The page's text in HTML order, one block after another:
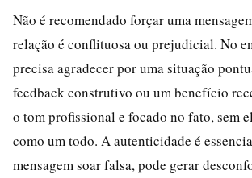
Não é recomendado forçar uma
relação é conflituosa ou prejudicial. No
precisa agradecer por uma situação
feedback construtivo ou um benefício
o tom profissional e focado no fato, sem
como um todo. A autenticidade é
mensagem soar falsa, pode gerar